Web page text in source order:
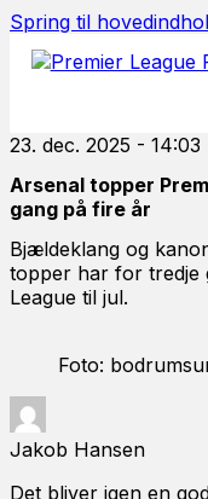
Spring til
23. dec. 2025 - 14:03
Arsenal topper
gang på fire år
Bjældeklang og
topper har for tredje
League til jul.
Foto:
Jakob Hansen
Det bliver igen en